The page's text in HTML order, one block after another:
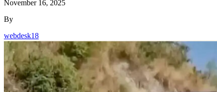
November 16, 2025
By
webdesk18